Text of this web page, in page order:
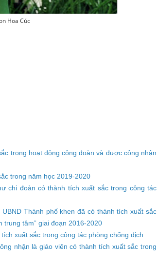
Hoa Cúc
trong hoạt động công đoàn và được công nhận
trong năm học 2019-2020
chi đoàn có thành tích xuất sắc trong công tác
Thành phố khen đã có thành tích xuất sắc
tâm” giai đoạn 2016-2020
xuất sắc trong công tác phòng chống dịch
nhận là giáo viên có thành tích xuất sắc trong